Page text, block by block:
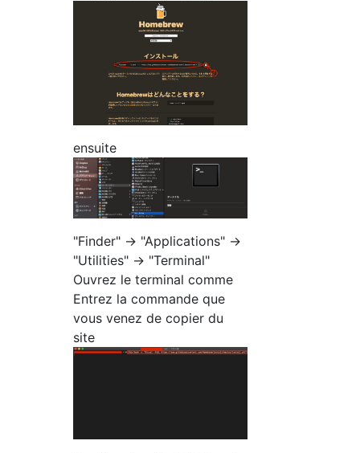
ensuite
"Finder" -> "Applications" ->
"Utilities" -> "Terminal"
Ouvrez le terminal comme
Entrez la commande que
vous venez de copier du
site